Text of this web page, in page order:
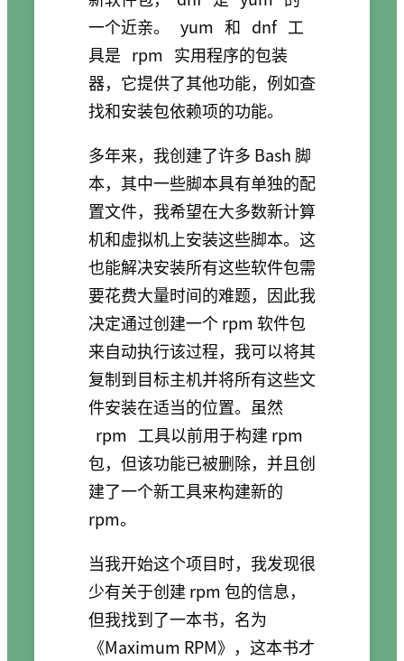
一个近亲。
yum 和 dnf 工
具是 rpm 实用程序的包装
器，它提供了其他功能，例如查
找和安装包依赖项的功能。
多年来，我创建了许多 Bash 脚
本，其中一些脚本具有单独的配
置文件，我希望在大多数新计算
机和虚拟机上安装这些脚本。这
也能解决安装所有这些软件包需
要花费大量时间的难题，因此我
决定通过创建一个 rpm 软件包
来自动执行该过程，我可以将其
复制到目标主机并将所有这些文
件安装在适当的位置。虽然
rpm 工具以前用于构建 rpm
包，但该功能已被删除，并且创
建了一个新工具来构建新的
rpm。
当我开始这个项目时，我发现很
少有关于创建 rpm 包的信息，
但我找到了一本书，名为
《Maximum RPM》，这本书才